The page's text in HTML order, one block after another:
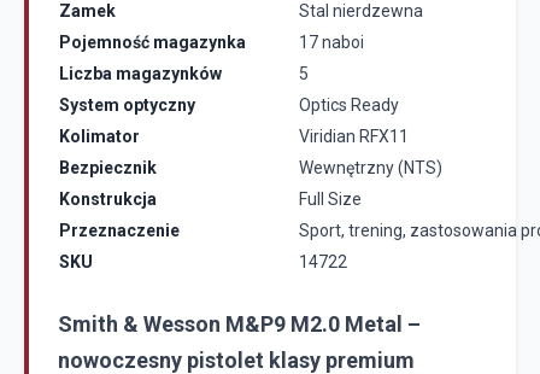
Zamek
Stal nierdzewna
Pojemność magazynka
17 naboi
Liczba magazynków
5
System optyczny
Optics Ready
Kolimator
Viridian RFX11
Bezpiecznik
Wewnętrzny (NTS)
Konstrukcja
Full Size
Przeznaczenie
Sport, trening, zastosowania
SKU
14722
Smith & Wesson M&P9 M2.0 Metal –
nowoczesny pistolet klasy premium